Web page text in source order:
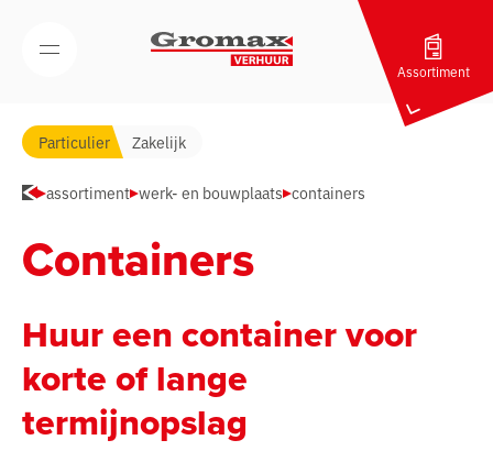
Open/Sluit mobiel menu
Assortiment
Particulier Zakelijk
assortiment werk- en bouwplaats containers
Containers
Huur een container voor
korte of lange
termijnopslag